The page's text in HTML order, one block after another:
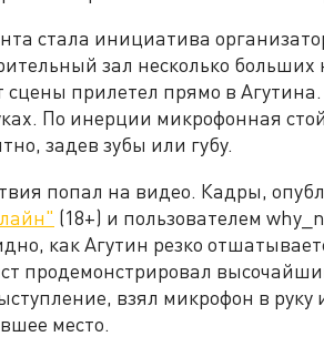
стала инициатива
зал несколько
сцены прилетел прямо в
По инерции микрофонная
задев зубы или губу.
попал на видео. Кадры,
(18+) и пользователем
как Агутин резко
продемонстрировал
взял микрофон в
место.